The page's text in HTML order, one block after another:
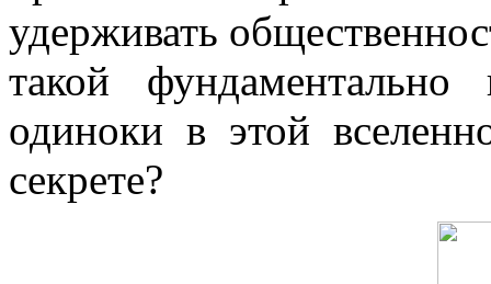
удерживать
такой
одиноки в этой
секрете?